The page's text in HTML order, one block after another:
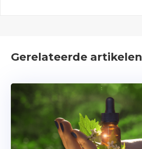
Gerelateerde artikelen